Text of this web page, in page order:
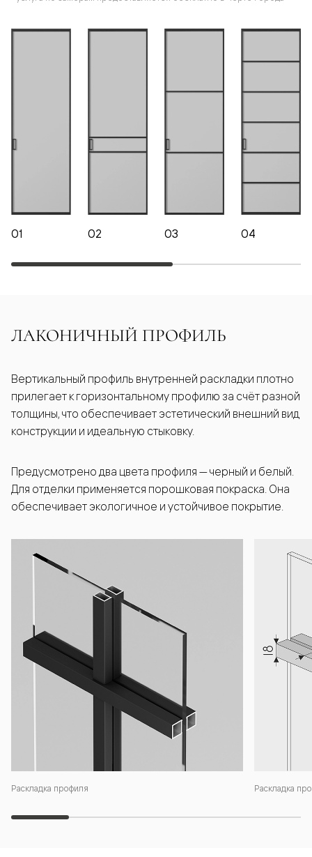
01 02 03 04
ЛАКОНИЧНЫЙ ПРОФИЛЬ
Раскладка профиля Раскладка
Вертикальный профиль внутренней раскладки плотно
прилегает к горизонтальному профилю за счёт разной
толщины, что обеспечивает эстетический внешний вид
конструкции и идеальную стыковку.
Предусмотрено два цвета профиля — черный и белый.
Для отделки применяется порошковая покраска. Она
обеспечивает экологичное и устойчивое покрытие.